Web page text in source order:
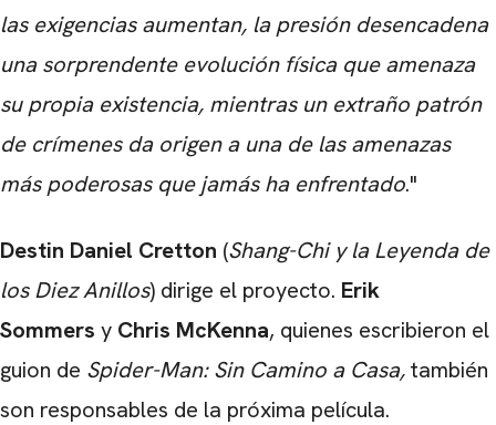
las exigencias aumentan, la presión desencadena
una sorprendente evolución física que amenaza
su propia existencia, mientras un extraño patrón
de crímenes da origen a una de las amenazas
más poderosas que jamás ha enfrentado."
Destin Daniel Cretton (Shang-Chi y la Leyenda de
los Diez Anillos) dirige el proyecto. Erik
Sommers y Chris McKenna, quienes escribieron el
guion de Spider-Man: Sin Camino a Casa,también
son responsables de la próxima película.